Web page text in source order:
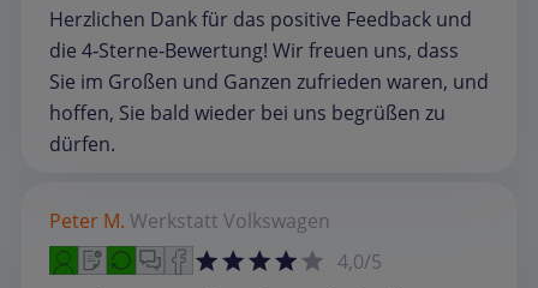
Herzlichen Dank für das positive Feedback und
die 4‑Sterne‑Bewertung! Wir freuen uns, dass
Sie im Großen und Ganzen zufrieden waren, und
hoffen, Sie bald wieder bei uns begrüßen zu
dürfen.
Peter M. Werkstatt Volkswagen
4,0/5